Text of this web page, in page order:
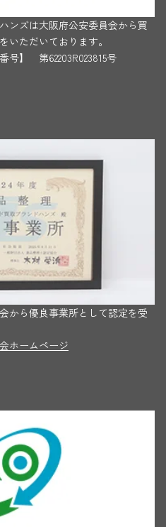
ンズは大阪府公安委員会から買
いただいております。
号】 第62203R023815号
から優良事業所として認定を受
ホームページ